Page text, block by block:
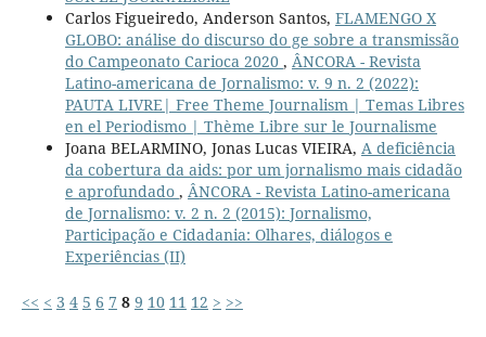
Carlos Figueiredo, Anderson Santos, FLAMENGO X
GLOBO: análise do discurso do ge sobre a transmissão
do Campeonato Carioca 2020 , ÂNCORA - Revista
Latino-americana de Jornalismo: v. 9 n. 2 (2022):
PAUTA LIVRE| Free Theme Journalism | Temas Libres
en el Periodismo | Thème Libre sur le Journalisme
Joana BELARMINO, Jonas Lucas VIEIRA, A deficiência
da cobertura da aids: por um jornalismo mais cidadão
e aprofundado , ÂNCORA - Revista Latino-americana
de Jornalismo: v. 2 n. 2 (2015): Jornalismo,
Participação e Cidadania: Olhares, diálogos e
Experiências (II)
<< < 3 4 5 6 7 8 9 10 11 12 > >>